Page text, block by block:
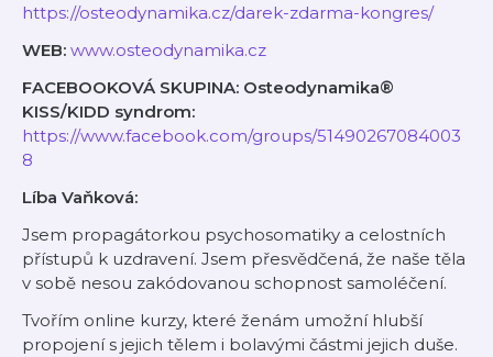
https://osteodynamika.cz/darek-zdarma-kongres/
WEB: www.osteodynamika.cz
FACEBOOKOVÁ SKUPINA: Osteodynamika®
KISS/KIDD syndrom:
https://www.facebook.com/groups/51490267084003
8
Líba Vaňková:
Jsem propagátorkou psychosomatiky a celostních
přístupů k uzdravení. Jsem přesvědčená, že naše těla
v sobě nesou zakódovanou schopnost samoléčení.
Tvořím online kurzy, které ženám umožní hlubší
propojení s jejich tělem i bolavými částmi jejich duše.